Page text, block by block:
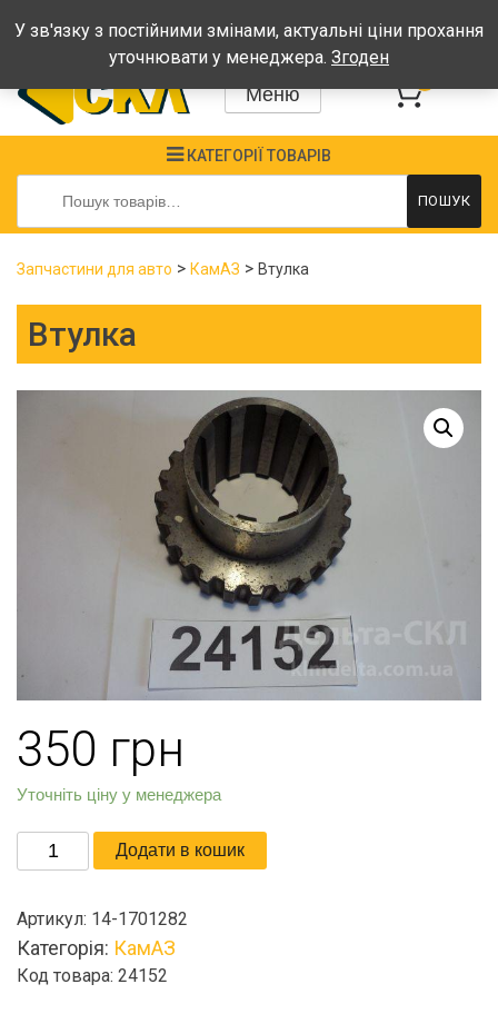
Графік: Пн-Пт: 08:00-17:00, Сб-Нд - вихідні
Меню
КАТЕГОРІЇ ТОВАРІВ
Шукати:
ПОШУК
Запчастини для авто > КамАЗ > Втулка
Втулка
350 грн
Уточніть ціну у менеджера
Втулка
кількість
Додати в кошик
Артикул: 14-1701282
Категорія: КамАЗ
Код товара: 24152
У зв'язку з постійними змінами, актуальні ціни прохання
уточнювати у менеджера. Згоден